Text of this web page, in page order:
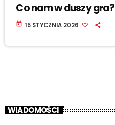
Co nam w duszy gra?
today 15 STYCZNIA 2026
WIADOMOŚCI